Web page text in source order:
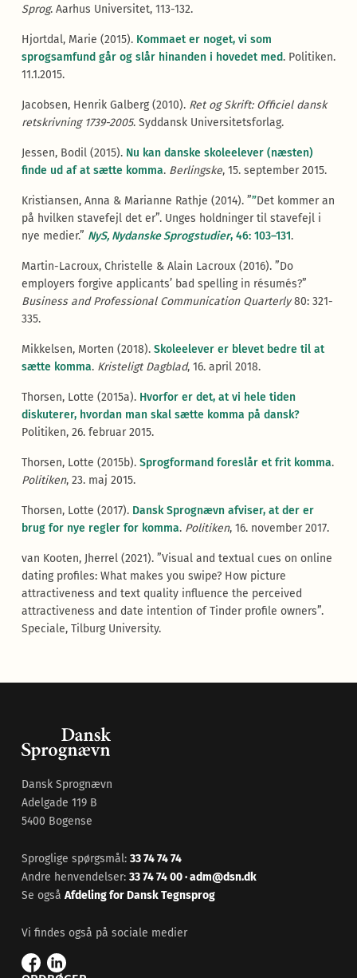
Sprog. Aarhus Universitet, 113-132.
Hjortdal, Marie (2015). Kommaet er noget, vi som
sprogsamfund går og slår hinanden i hovedet med. Politiken.
11.1.2015.
Jacobsen, Henrik Galberg (2010). Ret og Skrift: Officiel dansk
retskrivning 1739-2005. Syddansk Universitetsforlag.
Jessen, Bodil (2015). Nu kan danske skoleelever (næsten)
finde ud af at sætte komma. Berlingske, 15. september 2015.
Kristiansen, Anna & Marianne Rathje (2014). ””Det kommer an
på hvilken stavefejl det er”. Unges holdninger til stavefejl i
nye medier.” NyS, Nydanske Sprogstudier, 46: 103–131.
Martin-Lacroux, Christelle & Alain Lacroux (2016). ”Do
employers forgive applicants’ bad spelling in résumés?”
Business and Professional Communication Quarterly80: 321-
335.
Mikkelsen, Morten (2018). Skoleelever er blevet bedre til at
sætte komma. Kristeligt Dagblad, 16. april 2018.
Thorsen, Lotte (2015a). Hvorfor er det, at vi hele tiden
diskuterer, hvordan man skal sætte komma på dansk?
Politiken, 26. februar 2015.
Thorsen, Lotte (2015b). Sprogformand foreslår et frit komma.
Politiken, 23. maj 2015.
Thorsen, Lotte (2017). Dansk Sprognævn afviser, at der er
brug for nye regler for komma. Politiken, 16. november 2017.
van Kooten, Jherrel (2021). ”Visual and textual cues on online
dating profiles: What makes you swipe? How picture
attractiveness and text quality influence the perceived
attractiveness and date intention of Tinder profile owners”.
Speciale, Tilburg University.
Dansk Sprognævn
Adelgade 119 B
5400 Bogense
Sproglige spørgsmål: 33 74 74 74
Andre henvendelser: 33 74 74 00·adm@dsn.dk
Se også Afdeling for Dansk Tegnsprog
Vi findes også på sociale medier